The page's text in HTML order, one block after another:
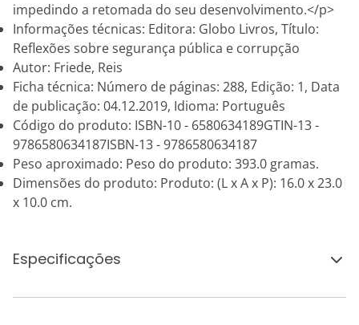
impedindo a retomada do seu desenvolvimento.</p>
Informações técnicas: Editora: Globo Livros, Título:
Reflexões sobre segurança pública e corrupção
Autor: Friede, Reis
Ficha técnica: Número de páginas: 288, Edição: 1, Data
de publicação: 04.12.2019, Idioma: Português
Código do produto: ISBN-10 - 6580634189GTIN-13 -
9786580634187ISBN-13 - 9786580634187
Peso aproximado: Peso do produto: 393.0 gramas.
Dimensões do produto: Produto: (L x A x P): 16.0 x 23.0
x 10.0 cm.
Especificações